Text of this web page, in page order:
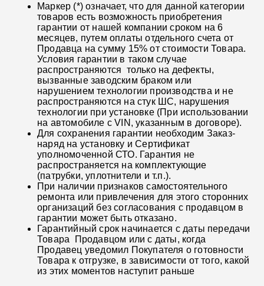
Маркер (*) означает, что для данной категории
товаров есть возможность приобретения
гарантии от нашей компании сроком на 6
месяцев, путем оплаты отдельного счета от
Продавца на сумму 15% от стоимости Товара.
Условия гарантии в таком случае
распространяются только на дефекты,
вызванные заводским браком или
нарушением технологии производства и не
распространяются на стук ШС, нарушения
технологии при установке (При использовании
на автомобиле с VIN, указанным в договоре).
Для сохранения гарантии необходим Заказ-
наряд на установку и Сертификат
уполномоченной СТО. Гарантия не
распространяется на комплектующие
(патрубки, уплотнители и т.п.).
При наличии признаков самостоятельного
ремонта или привлечения для этого сторонних
организаций без согласования с продавцом в
гарантии может быть отказано.
Гарантийный срок начинается с даты передачи
Товара Продавцом или с даты, когда
Продавец уведомил Покупателя о готовности
Товара к отгрузке, в зависимости от того, какой
из этих моментов наступит раньше